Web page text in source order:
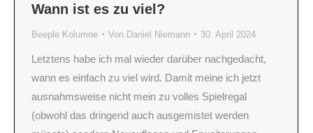
Wann ist es zu viel?
Beeple Kolumne Von Daniel Niemann 30. April 2024
Letztens habe ich mal wieder darüber nachgedacht,
wann es einfach zu viel wird. Damit meine ich jetzt
ausnahmsweise nicht mein zu volles Spielregal
(obwohl das dringend auch ausgemistet werden